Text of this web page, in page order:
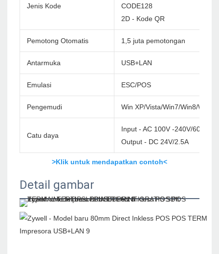
Jenis Kode
CODE128
2D - Kode QR
Pemotong Otomatis 1,5 juta pemotongan
Antarmuka USB+LAN
Emulasi ESC/POS
Pengemudi Win XP/Vista/Win7/Win8/
Catu daya
Input - AC 100V -240V/60Hz
Output - DC 24V/2.5A
>Klik untuk mendapatkan contoh<
Detail gambar